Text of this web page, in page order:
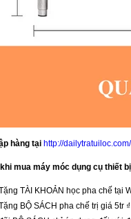
hàng tại http://dailytratuiloc.com/
mua máy móc dụng cụ thiết
TÀI KHOẢN học pha chế tại
BỘ SÁCH pha chế trị giá 5tr